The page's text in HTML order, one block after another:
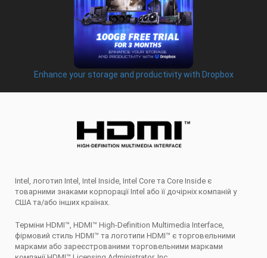
Enhance your storage and productivity with Dropbox
Intel, логотип Intel, Intel Inside, Intel Core та Core Inside є
товарними знаками корпорації Intel або її дочірніх компаній у
США та/або інших країнах.
Терміни HDMI™, HDMI™ High-Definition Multimedia Interface,
фірмовий стиль HDMI™ та логотипи HDMI™ є торговельними
марками або зареєстрованими торговельними марками